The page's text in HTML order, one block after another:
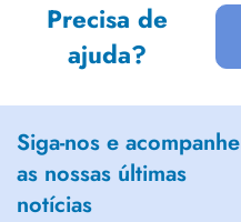
Precisa de
ajuda?
Siga-nos e acompanhe
as nossas últimas
notícias